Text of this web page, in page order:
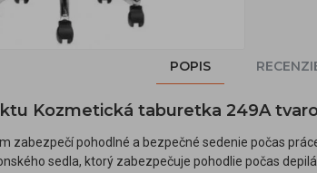
POPIS
Kozmetická taburetka 249A
zabezpečí pohodlné a bezpečné sedenie počas
sedla, ktorý zabezpečuje pohodlie počas